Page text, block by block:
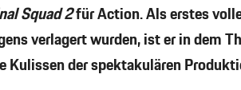
Squad 2für Action. Als erstes
verlagert wurden, ist er in dem
der spektakulären